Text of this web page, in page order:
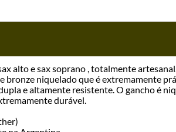
alto e sax soprano , totalmente
bronze niquelado que é extremamente
e altamente resistente. O gancho é
durável.